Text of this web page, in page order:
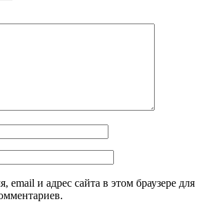
email и адрес сайта в этом браузере для